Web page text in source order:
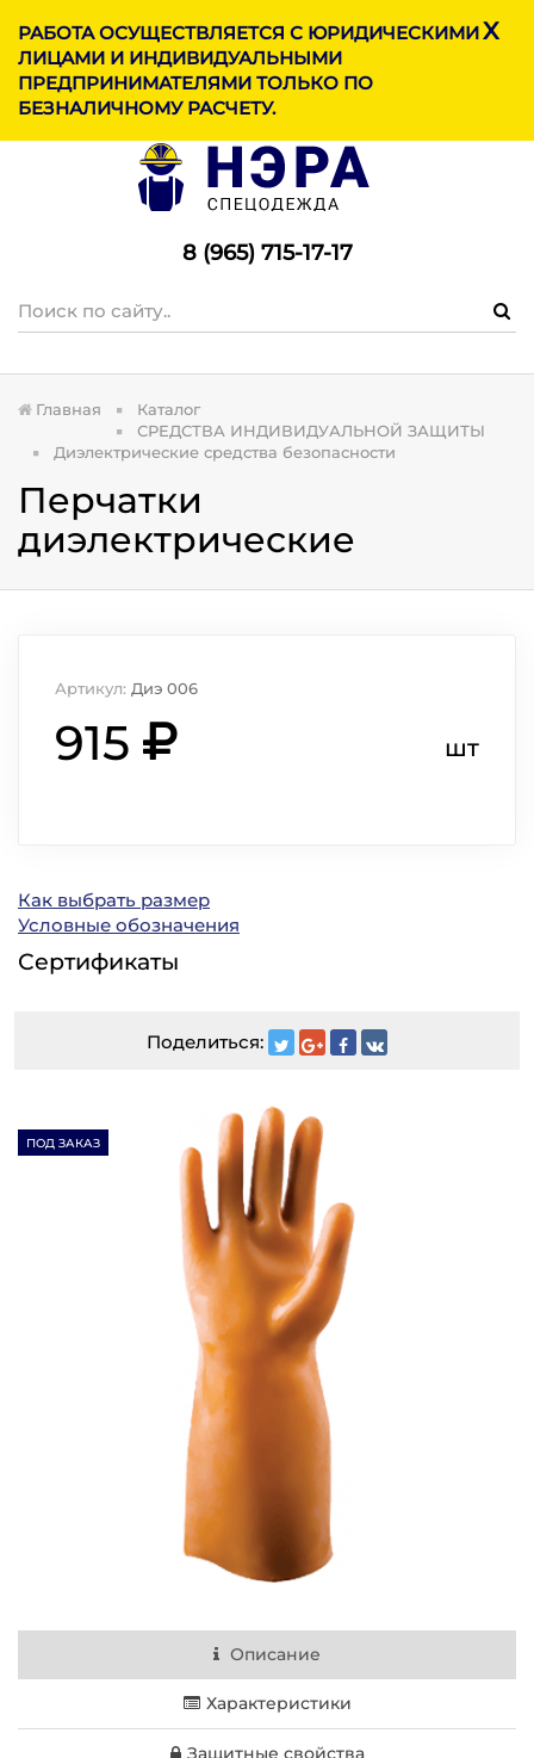
МЕНЮ
РАБОТА ОСУЩЕСТВЛЯЕТСЯ С ЮРИДИЧЕСКИМИ
ЛИЦАМИ И ИНДИВИДУАЛЬНЫМИ
ПРЕДПРИНИМАТЕЛЯМИ ТОЛЬКО ПО
БЕЗНАЛИЧНОМУ РАСЧЕТУ.
X
8 (965) 715-17-17
Главная
Каталог
СРЕДСТВА ИНДИВИДУАЛЬНОЙ ЗАЩИТЫ
Диэлектрические средства безопасности
Перчатки
диэлектрические
Артикул: Диэ 006
915 шт
Как выбрать размер
Условные обозначения
Сертификаты
Поделиться:
ПОД ЗАКАЗ
Описание
Характеристики
Защитные свойства